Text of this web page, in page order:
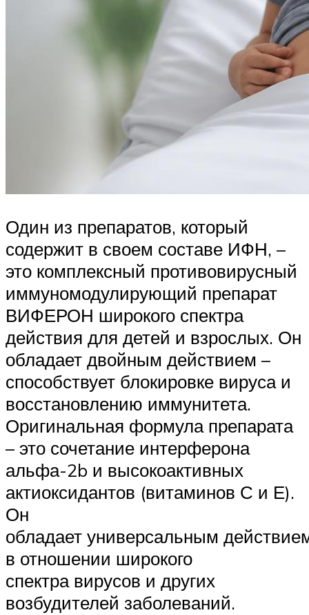
Один из препаратов, который
содержит в своем составе ИФН, –
это комплексный противовирусный
иммуномодулирующий препарат
ВИФЕРОН широкого спектра
действия для детей и взрослых. Он
обладает двойным действием –
способствует блокировке вируса и
восстановлению иммунитета.
Оригинальная формула препарата
– это сочетание интерферона
альфа-2b и высокоактивных
актиоксидантов (витаминов С и Е).
Он
обладает универсальным
в отношении широкого
спектра вирусов и других
возбудителей заболеваний.